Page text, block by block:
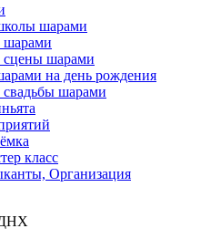
шарами
шарами
на день рождения
шарами
класс
Организация